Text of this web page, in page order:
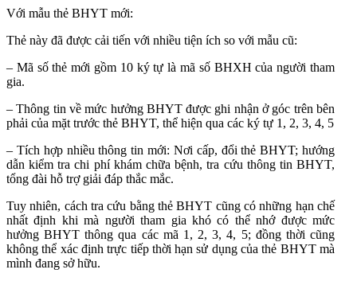
Với mẫu thẻ BHYT mới:
Thẻ này đã được cải tiến với nhiều tiện ích so với mẫu cũ:
– Mã số thẻ mới gồm 10 ký tự là mã số BHXH của người tham
gia.
– Thông tin về mức hưởng BHYT được ghi nhận ở góc trên bên
phải của mặt trước thẻ BHYT, thể hiện qua các ký tự 1, 2, 3, 4, 5
– Tích hợp nhiều thông tin mới: Nơi cấp, đổi thẻ BHYT; hướng
dẫn kiểm tra chi phí khám chữa bệnh, tra cứu thông tin BHYT,
tổng đài hỗ trợ giải đáp thắc mắc.
Tuy nhiên, cách tra cứu bằng thẻ BHYT cũng có những hạn chế
nhất định khi mà người tham gia khó có thể nhớ được mức
hưởng BHYT thông qua các mã 1, 2, 3, 4, 5; đồng thời cũng
không thể xác định trực tiếp thời hạn sử dụng của thẻ BHYT mà
mình đang sở hữu.